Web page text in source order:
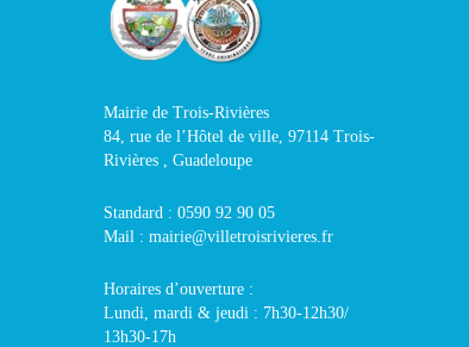
Mairie de Trois-Rivières
84, rue de l’Hôtel de ville, 97114 Trois-
Rivières , Guadeloupe
Standard : 0590 92 90 05
Mail : mairie@villetroisrivieres.fr
Horaires d’ouverture :
Lundi, mardi & jeudi : 7h30-12h30/
13h30-17h